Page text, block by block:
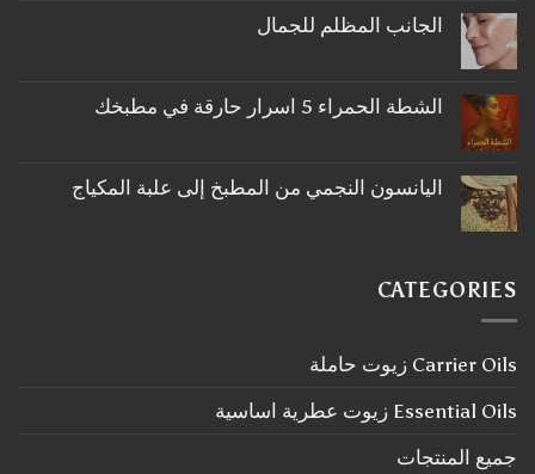
على
ما
اكليل
الجبل
الجانب المظلم للجمال
على
الجانب
الشطة الحمراء 5 اسرار حارقة في مطبخك
على
الشطة
في
مطبخك
اليانسون النجمي من المطبخ إلى علبة المكياج
اليانسون
النجمي
علبة
المكياج
CATEGORIES
Carrier Oils زيوت حاملة
Essential Oils زيوت عطرية اساسية
جميع المنتجات